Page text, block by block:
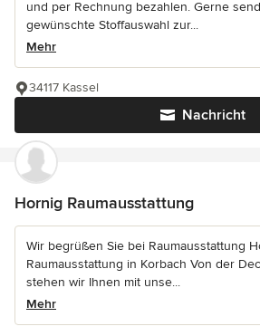
und per Rechnung bezahlen. Gerne
gewünschte Stoffauswahl zur...
Mehr
Nachricht
34117 Kassel
Hornig Raumausstattung
Wir begrüßen Sie bei Raumausstattung
Raumausstattung in Korbach Von der
stehen wir Ihnen mit unse...
Mehr